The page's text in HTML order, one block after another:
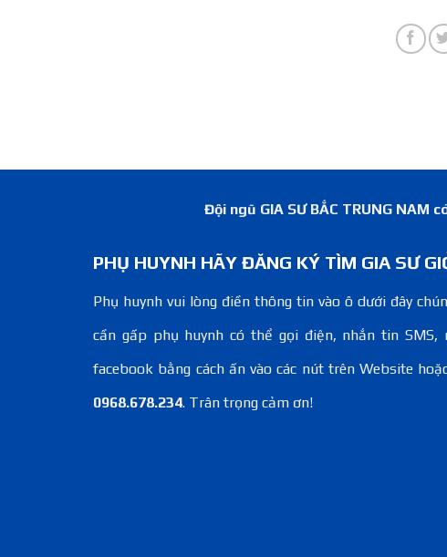
Đội ngũ GIA SƯ BẮC TRUNG NAM
PHỤ HUYNH HÃY ĐĂNG KÝ TÌM GIA SƯ
Phụ huynh vui lòng điền thông tin vào ô dưới đây
cần gấp phụ huynh có thể gọi điện, nhắn tin
facebook bằng cách ấn vào các nút trên Website
0968.678.234. Trân trọng cảm ơn!